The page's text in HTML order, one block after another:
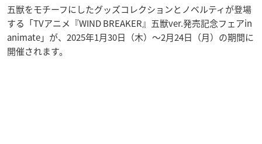
五獣をモチーフにしたグッズコレクションとノベルティが登場
する「TVアニメ『WIND BREAKER』五獣ver.発売記念フェアin
animate」が、2025年1月30日（木）～2月24日（月）の期間に
開催されます。